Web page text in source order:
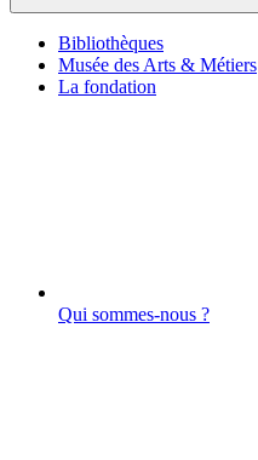
Bibliothèques
Musée des Arts & Métiers
La fondation
Qui sommes-nous ?